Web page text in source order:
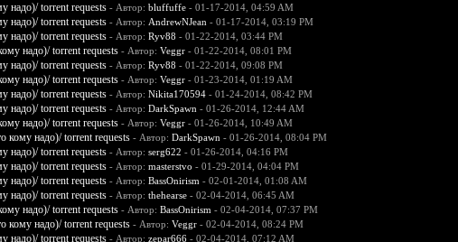
надо)/ torrent requests - Автор: bluffuffe- 01-17-2014, 04:59 AM
надо)/ torrent requests - Автор: AndrewNJean - 01-17-2014, 03:19 PM
надо)/ torrent requests - Автор: Ryv88 - 01-22-2014, 03:44 PM
надо)/ torrent requests - Автор: Veggr- 01-22-2014, 08:01 PM
надо)/ torrent requests - Автор: Ryv88 - 01-22-2014, 09:08 PM
надо)/ torrent requests - Автор: Veggr- 01-23-2014, 01:19 AM
надо)/ torrent requests - Автор: Nikita170594- 01-24-2014, 08:42 PM
надо)/ torrent requests - Автор: DarkSpawn - 01-26-2014, 12:44 AM
надо)/ torrent requests - Автор: Veggr- 01-26-2014, 10:49 AM
кому надо)/ torrent requests - Автор: DarkSpawn - 01-26-2014, 08:04 PM
надо)/ torrent requests - Автор: serg622 - 01-26-2014, 04:16 PM
надо)/ torrent requests - Автор: masterstvo - 01-29-2014, 04:04 PM
надо)/ torrent requests - Автор: BassOnirism - 02-01-2014, 01:08 AM
надо)/ torrent requests - Автор: thehearse- 02-04-2014, 06:45 AM
надо)/ torrent requests - Автор: BassOnirism - 02-04-2014, 07:37 PM
кому надо)/ torrent requests - Автор: Veggr- 02-04-2014, 08:24 PM
надо)/ torrent requests - Автор: zepar666- 02-04-2014, 07:12 AM